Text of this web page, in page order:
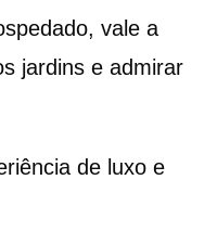
vale a
jardins e admirar
de luxo e